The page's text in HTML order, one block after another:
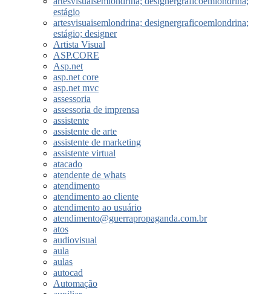
estágio
artesvisuaisemlondrina; designergraficoemlondrina;
estágio; designer
Artista Visual
ASP.CORE
Asp.net
asp.net core
asp.net mvc
assessoria
assessoria de imprensa
assistente
assistente de arte
assistente de marketing
assistente virtual
atacado
atendente de whats
atendimento
atendimento ao cliente
atendimento ao usuário
atendimento@guerrapropaganda.com.br
atos
audiovisual
aula
aulas
autocad
Automação